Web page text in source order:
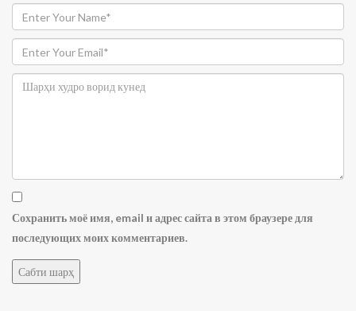
Сохранить моё имя, email и адрес сайта в этом браузере для
последующих моих комментариев.